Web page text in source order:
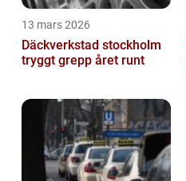
13 mars 2026
Däckverkstad stockholm
tryggt grepp året runt